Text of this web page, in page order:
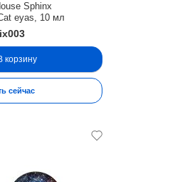
Sphinx
eyas, 10 мл
корзину
сейчас